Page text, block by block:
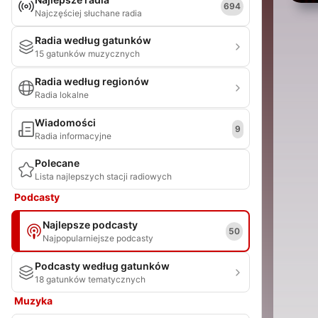
Najczęściej słuchane radia
694
Radia według gatunków
15 gatunków muzycznych
Radia według regionów
Radia lokalne
Wiadomości
Radia informacyjne
9
Polecane
Lista najlepszych stacji radiowych
Podcasty
Najlepsze podcasty
Najpopularniejsze podcasty
50
Podcasty według gatunków
18 gatunków tematycznych
Muzyka